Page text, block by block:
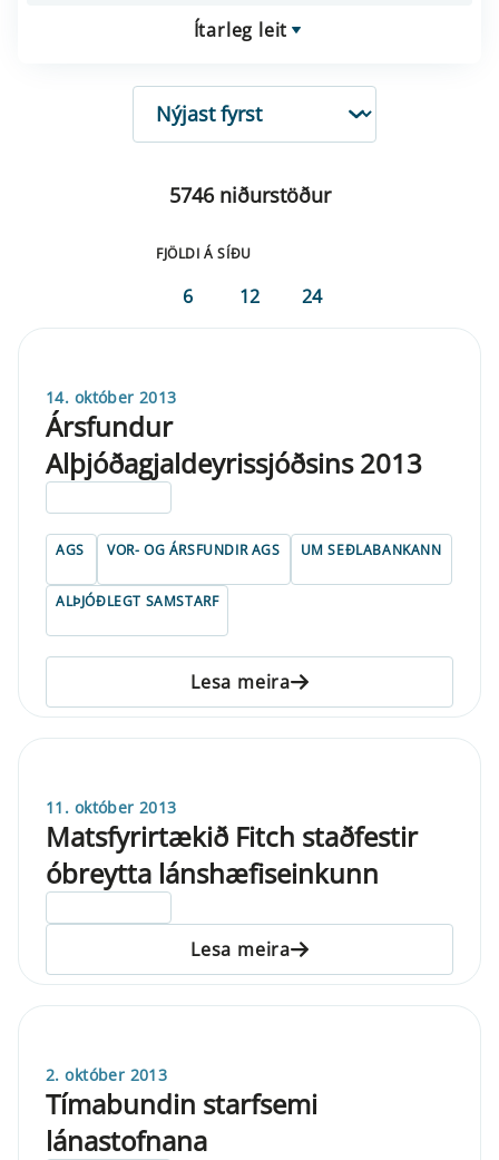
Ítarleg leit
RÖÐUN
5746 niðurstöður
FJÖLDI Á SÍÐU
6 12 24
14. október 2013
Ársfundur
Alþjóðagjaldeyrissjóðsins 2013
AGS VOR- OG ÁRSFUNDIR AGS UM SEÐLABANKANN
ALÞJÓÐLEGT SAMSTARF
Lesa meira
11. október 2013
Matsfyrirtækið Fitch staðfestir
óbreytta lánshæfiseinkunn
Lesa meira
2. október 2013
Tímabundin starfsemi
lánastofnana